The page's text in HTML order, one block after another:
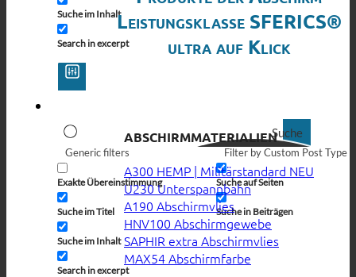
Suche im Inhalt
Search in excerpt
Suche
Generic filters
Exakte Übereinstimmung
Suche im Titel
Suche im Inhalt
Search in excerpt
Filter by Custom Post Type
Suche auf Seiten
Suche in Beiträgen
Leistungsklasse SFERICS®
ultra auf Klick
ABSCHIRMMATERIALIEN
A300 HEMP | Militärstandard
U230 Unterspannbahn
A190 Abschirmvlies
HNV100 Abschirmgewebe
SAPHIR extra Abschirmvlies
MAX54 Abschirmfarbe